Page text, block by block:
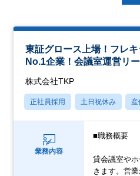
東証グロース上場！フレ
No.1企業！会議室運営リ
株式会社TKP
正社員採用 土日祝休み 産
業務内容
■職務概要
貸会議室や
きます。営